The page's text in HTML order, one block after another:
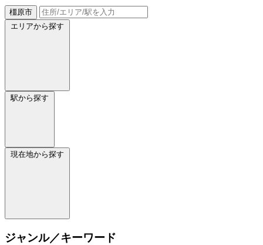
橿原市
エリアから探す
駅から探す
現在地から探す
ジャンル／キーワード